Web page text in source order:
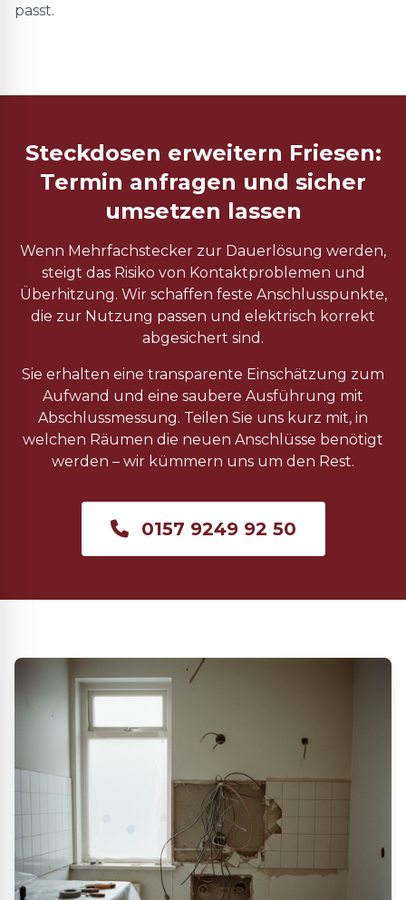
passt.
Steckdosen erweitern Friesen:
Termin anfragen und sicher
umsetzen lassen
Wenn Mehrfachstecker zur Dauerlösung werden,
steigt das Risiko von Kontaktproblemen und
Überhitzung. Wir schaffen feste Anschlusspunkte,
die zur Nutzung passen und elektrisch korrekt
abgesichert sind.
Sie erhalten eine transparente Einschätzung zum
Aufwand und eine saubere Ausführung mit
Abschlussmessung. Teilen Sie uns kurz mit, in
welchen Räumen die neuen Anschlüsse benötigt
werden – wir kümmern uns um den Rest.
0157 9249 92 50